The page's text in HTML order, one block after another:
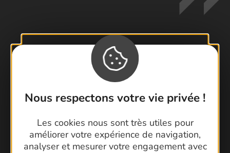
Nous respectons votre vie privée !
Les cookies nous sont très utiles pour
améliorer votre expérience de navigation,
analyser et mesurer votre engagement avec
Contactez-nous !
Foire aux questions
Brochures
Latitude Gard